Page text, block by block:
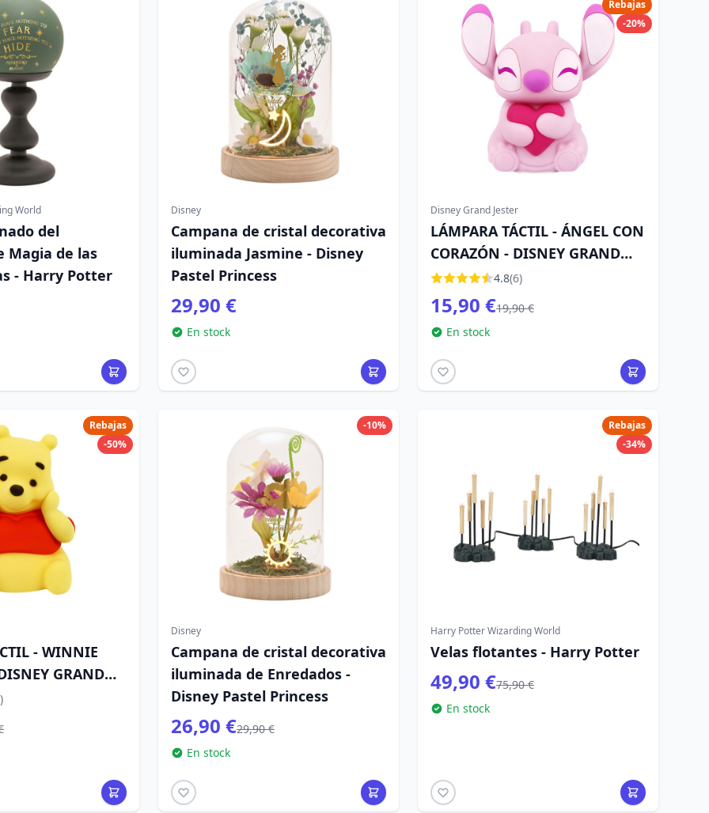
World
del
Magia de las
- Harry Potter
Disney
Campana de cristal decorativa
iluminada Jasmine - Disney
Pastel Princess
29,90 €
En stock
Rebajas
-20%
Disney Grand Jester
LÁMPARA TÁCTIL - ÁNGEL CON
CORAZÓN - DISNEY GRAND
JESTER
4.8(6)
15,90 €19,90 €
En stock
Rebajas
-50%
- WINNIE
GRAND
-10%
Disney
Campana de cristal decorativa
iluminada de Enredados -
Disney Pastel Princess
26,90 €29,90 €
En stock
Rebajas
-34%
Harry Potter Wizarding World
Velas flotantes - Harry Potter
49,90 €75,90 €
En stock